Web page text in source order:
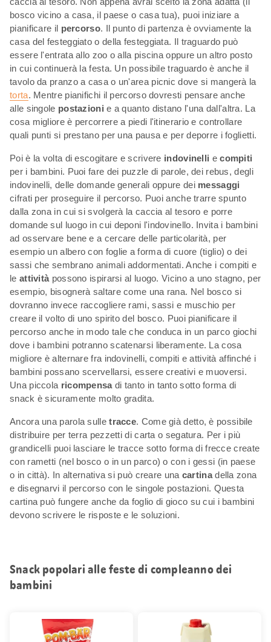
bosco vicino a casa, il paese o casa tua), puoi iniziare a
pianificare il percorso. Il punto di partenza è ovviamente la
casa del festeggiato o della festeggiata. Il traguardo può
essere l'entrata allo zoo o alla piscina oppure un altro posto
in cui continuerà la festa. Un possibile traguardo è anche il
tavolo da pranzo a casa o un'area picnic dove si mangerà la
torta. Mentre pianifichi il percorso dovresti pensare anche
alle singole postazioni e a quanto distano l'una dall'altra. La
cosa migliore è percorrere a piedi l'itinerario e controllare
quali punti si prestano per una pausa e per deporre i foglietti.
Poi è la volta di escogitare e scrivere indovinelli ecompiti
per i bambini. Puoi fare dei puzzle di parole, dei rebus, degli
indovinelli, delle domande generali oppure dei messaggi
cifrati per proseguire il percorso. Puoi anche trarre spunto
dalla zona in cui si svolgerà la caccia al tesoro e porre
domande sul luogo in cui deponi l'indovinello. Invita i bambini
ad osservare bene e a cercare delle particolarità, per
esempio un albero con foglie a forma di cuore (tiglio) o dei
sassi che sembrano animali addormentati. Anche i compiti e
le attività possono ispirarsi al luogo. Vicino a uno stagno, per
esempio, bisognerà saltare come una rana. Nel bosco si
dovranno invece raccogliere rami, sassi e muschio per
creare il volto di uno spirito del bosco. Puoi pianificare il
percorso anche in modo tale che conduca in un parco giochi
dove i bambini potranno scatenarsi liberamente. La cosa
migliore è alternare fra indovinelli, compiti e attività affinché i
bambini possano scervellarsi, essere creativi e muoversi.
Una piccola ricompensadi tanto in tanto sotto forma di
snack è sicuramente molto gradita.
Ancora una parola sulletracce. Come già detto, è possibile
distribuire per terra pezzetti di carta o segatura. Per i più
grandicelli puoi lasciare le tracce sotto forma di frecce create
con rametti (nel bosco o in un parco) o con i gessi (in paese
o in città). In alternativa si può creare una cartinadella zona
e disegnarvi il percorso con le singole postazioni. Questa
cartina può fungere anche da foglio di gioco su cui i bambini
devono scrivere le risposte e le soluzioni.
Snack popolari alle feste di compleanno dei
bambini